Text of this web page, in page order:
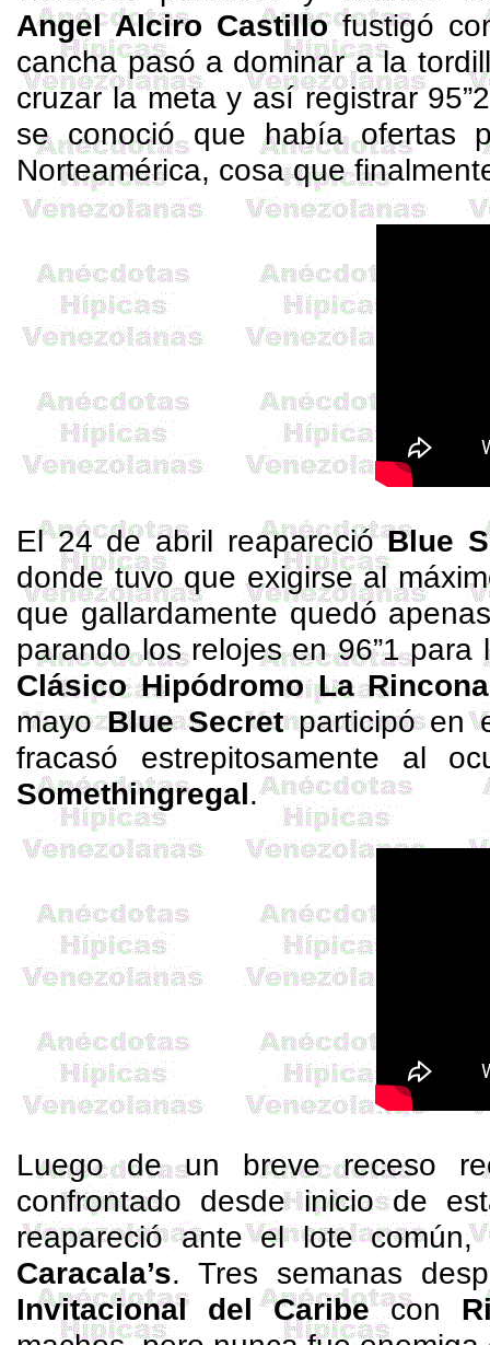
AngelAlciro Castillofustigó
cancha pasó a dominar a la
cruzar la meta y así registrar
se conoció que había ofertas
Norteamérica, cosa que
El 24 de abril reaparecióBlue
donde tuvo que exigirse al
que gallardamente quedó
parando los relojes en 96”1
Clásico Hipódromo La
mayoBlueSecretparticipó en
fracasó estrepitosamente al
Somethingregal.
Luego de un breve receso
confrontado desde inicio de
reapareció ante el lote
Caracala’s. Tres semanas
Invitacionaldel Caribecon